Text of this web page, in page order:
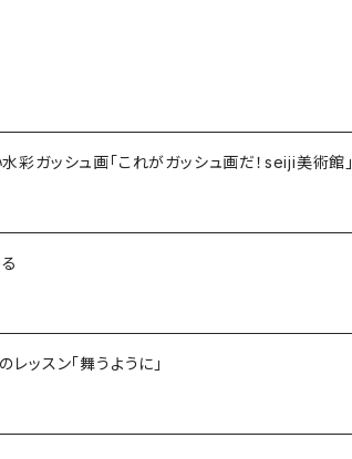
彩ガッシュ画「これがガッシュ画だ！seiji美術館」
ッスン「舞うように」